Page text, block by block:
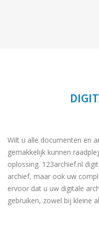
Wilt u alle documenten en
gemakkelijk kunnen
oplossing. 123archief.nl
archief, maar ook uw
ervoor dat u uw digitale
gebruiken, zowel bij kleine